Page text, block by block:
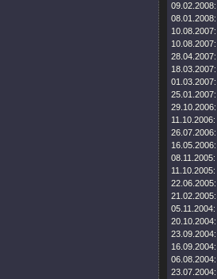
09.02.2008:
08.01.2008:
10.08.2007:
10.08.2007:
28.04.2007:
18.03.2007:
01.03.2007:
25.01.2007:
29.10.2006:
11.10.2006:
26.07.2006:
16.05.2006:
08.11.2005:
11.10.2005:
22.06.2005:
21.02.2005:
05.11.2004:
20.10.2004:
23.09.2004:
16.09.2004:
06.08.2004:
23.07.2004: